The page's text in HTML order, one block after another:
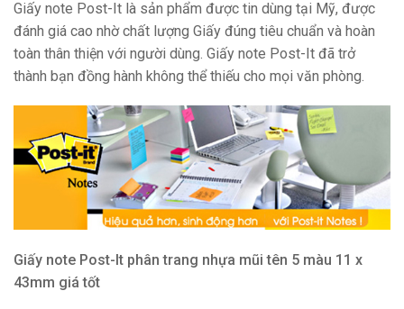
Giấy note Post-It là sản phẩm được tin dùng tại Mỹ, được
đánh giá cao nhờ chất lượng Giấy đúng tiêu chuẩn và hoàn
toàn thân thiện với người dùng. Giấy note Post-It đã trở
thành bạn đồng hành không thể thiếu cho mọi văn phòng.
Giấy note Post-It phân trang nhựa mũi tên 5 màu 11 x
43mm giá tốt